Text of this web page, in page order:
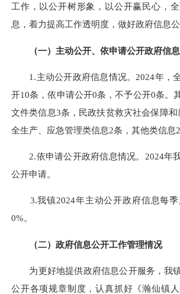
工作，以公开树形象，以公开赢民心，
息，着力提高工作透明度，做好政府信息公
（一）主动公开、依申请公开政府信
1.主动公开政府信息情况。2024年，
开10条，依申请公开0条，不予公开0条。
文件类信息3条，民政扶贫救灾社会保障
全生产、应急管理类信息2条，其他类信息2
2.依申请公开政府信息情况。2024年
公开申请。
3.我镇2024年主动公开政府信息每季
0%。
（二）政府信息公开工作管理情况
为更好地提供政府信息公开服务，我
公开各项规章制度，认真抓好《瀚仙镇